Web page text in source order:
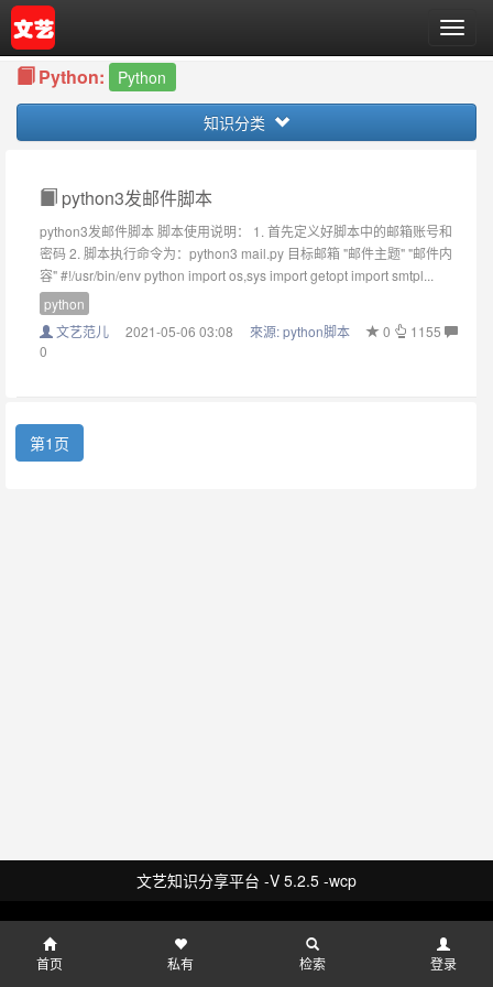
T
o
g
e
i
Python: Python
知识分类
python3发邮件脚本
python3发邮件脚本 脚本使用说明： 1. 首先定义好脚本中的邮箱账号和
密码 2. 脚本执行命令为：python3 mail.py 目标邮箱 "邮件主题" "邮件内
容" #!/usr/bin/env python import os,sys import getopt import smtpl...
python
文艺范儿
2021-05-06 03:08 來源:python脚本 0
1155
0
第1页
文艺知识分享平台 -V 5.2.5 -wcp
首页 私有 检索 登录